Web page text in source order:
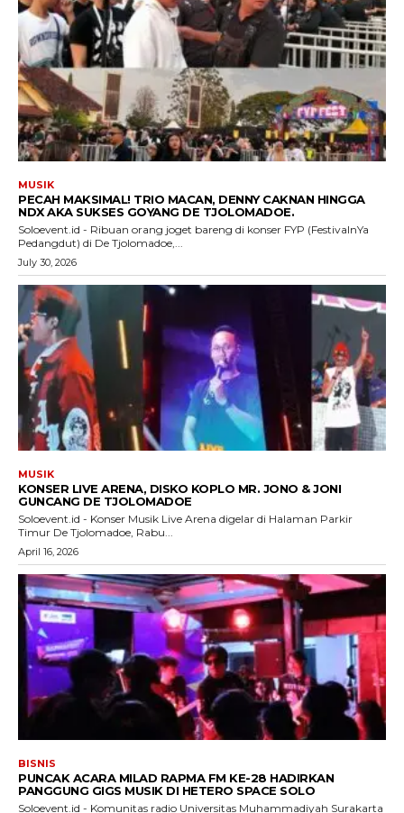
MUSIK
PECAH MAKSIMAL! TRIO MACAN, DENNY CAKNAN HINGGA
NDX AKA SUKSES GOYANG DE TJOLOMADOE.
Soloevent.id - Ribuan orang joget bareng di konser FYP (FestivalnYa
Pedangdut) di De Tjolomadoe,...
July 30, 2026
MUSIK
KONSER LIVE ARENA, DISKO KOPLO MR. JONO & JONI
GUNCANG DE TJOLOMADOE
Soloevent.id - Konser Musik Live Arena digelar di Halaman Parkir
Timur De Tjolomadoe, Rabu...
April 16, 2026
BISNIS
PUNCAK ACARA MILAD RAPMA FM KE-28 HADIRKAN
PANGGUNG GIGS MUSIK DI HETERO SPACE SOLO
Soloevent.id - Komunitas radio Universitas Muhammadiyah Surakarta